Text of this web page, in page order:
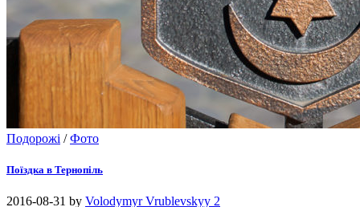
Подорожі /Фото
Поїздка в Тернопіль
2016-08-31 by Volodymyr Vrublevskyy 2